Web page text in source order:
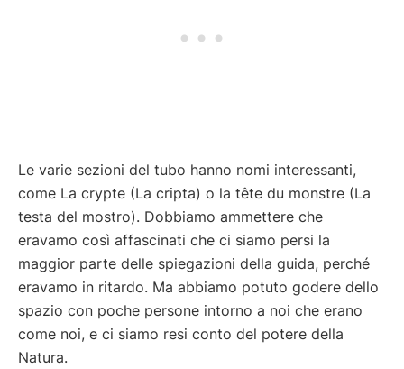
Le varie sezioni del tubo hanno nomi interessanti,
come La crypte (La cripta) o la tête du monstre (La
testa del mostro). Dobbiamo ammettere che
eravamo così affascinati che ci siamo persi la
maggior parte delle spiegazioni della guida, perché
eravamo in ritardo. Ma abbiamo potuto godere dello
spazio con poche persone intorno a noi che erano
come noi, e ci siamo resi conto del potere della
Natura.